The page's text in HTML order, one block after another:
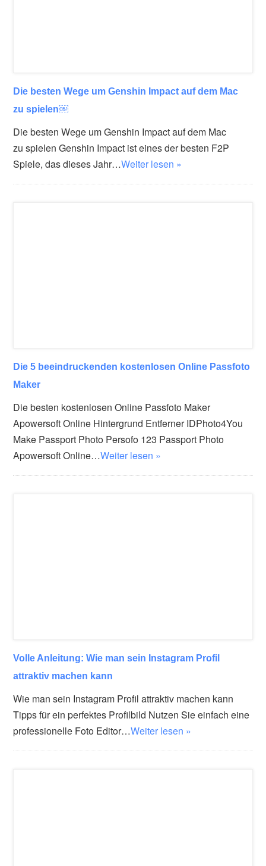
Die besten Wege um Genshin Impact auf dem Mac
zu spielen￼
Die besten Wege um Genshin Impact auf dem Mac
zu spielen Genshin Impact ist eines der besten F2P
Spiele, das dieses Jahr…Weiter lesen »
Die 5 beeindruckenden kostenlosen Online Passfoto
Maker
Die besten kostenlosen Online Passfoto Maker
Apowersoft Online Hintergrund Entferner IDPhoto4You
Make Passport Photo Persofo 123 Passport Photo
Apowersoft Online…Weiter lesen »
Volle Anleitung: Wie man sein Instagram Profil
attraktiv machen kann
Wie man sein Instagram Profil attraktiv machen kann
Tipps für ein perfektes Profilbild Nutzen Sie einfach eine
professionelle Foto Editor…Weiter lesen »